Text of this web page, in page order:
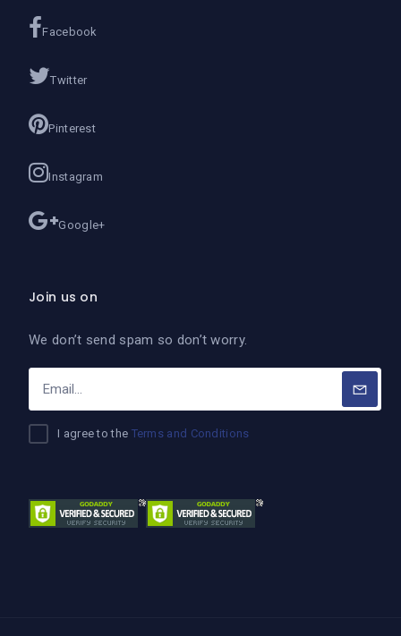
Facebook
Twitter
Pinterest
Instagram
Google+
Join us on
We don’t send spam so don’t worry.
I agree to the Terms and Conditions